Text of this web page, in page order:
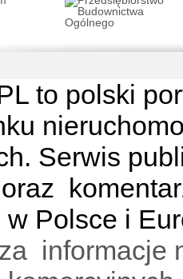
to polski
Serwis
w Polsce i
informacje